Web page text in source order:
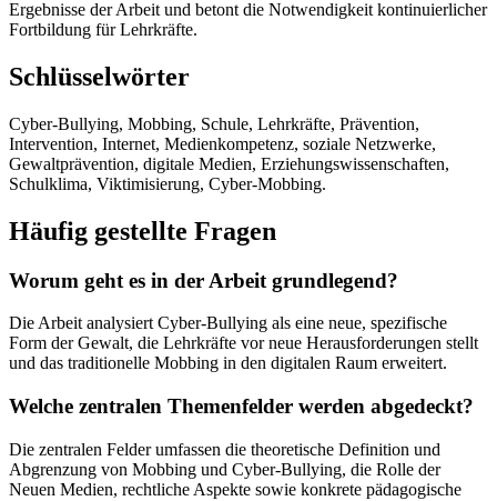
Ergebnisse der Arbeit und betont die Notwendigkeit kontinuierlicher
Fortbildung für Lehrkräfte.
Schlüsselwörter
Cyber-Bullying, Mobbing, Schule, Lehrkräfte, Prävention,
Intervention, Internet, Medienkompetenz, soziale Netzwerke,
Gewaltprävention, digitale Medien, Erziehungswissenschaften,
Schulklima, Viktimisierung, Cyber-Mobbing.
Häufig gestellte Fragen
Worum geht es in der Arbeit grundlegend?
Die Arbeit analysiert Cyber-Bullying als eine neue, spezifische
Form der Gewalt, die Lehrkräfte vor neue Herausforderungen stellt
und das traditionelle Mobbing in den digitalen Raum erweitert.
Welche zentralen Themenfelder werden abgedeckt?
Die zentralen Felder umfassen die theoretische Definition und
Abgrenzung von Mobbing und Cyber-Bullying, die Rolle der
Neuen Medien, rechtliche Aspekte sowie konkrete pädagogische